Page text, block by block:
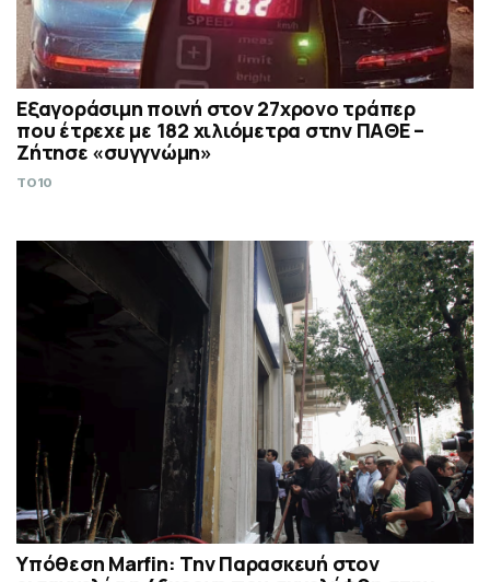
Εξαγοράσιμη ποινή στον 27χρονο τράπερ
που έτρεχε με 182 χιλιόμετρα στην ΠΑΘΕ –
Ζήτησε «συγγνώμη»
TO10
Υπόθεση Marfin: Την Παρασκευή στον